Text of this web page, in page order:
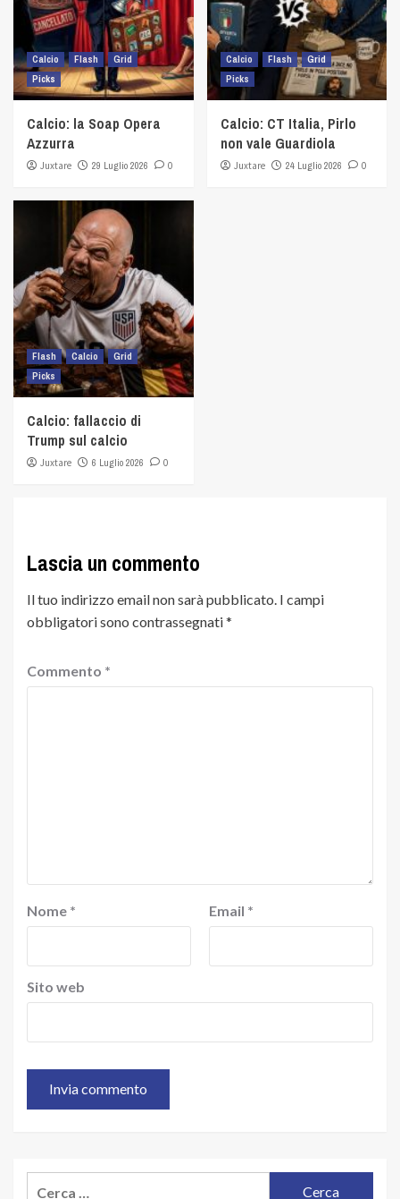
Calcio Flash
Grid
Picks
Calcio: la Soap Opera
Azzurra
Juxtare 29 Luglio 2026 0
Calcio Flash
Grid
Picks
Calcio: CT Italia, Pirlo
non vale Guardiola
Juxtare 24 Luglio 2026 0
Flash Calcio
Grid
Picks
Calcio: fallaccio di
Trump sul calcio
Juxtare 6 Luglio 2026 0
Lascia un commento
Il tuo indirizzo email non sarà pubblicato. I campi
obbligatori sono contrassegnati*
Commento *
Nome * Email *
Sito web